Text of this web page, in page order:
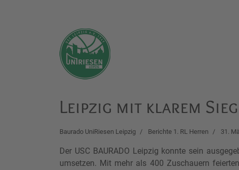
Leipzig mit klarem
Baurado UniRiesen Leipzig Berichte 1. RL Herren 31.
Der USC BAURADO Leipzig konnte sein
umsetzen. Mit mehr als 400 Zuschauern